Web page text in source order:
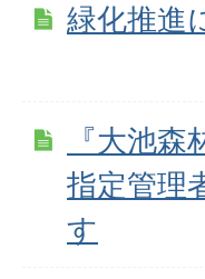
緑化推進
『大池
指定管理
す